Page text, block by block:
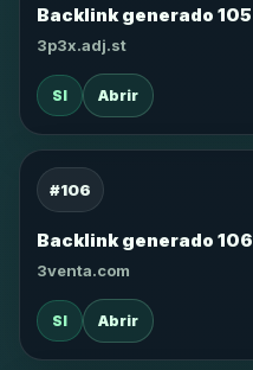
Backlink generado 105
3p3x.adj.st
SI Abrir
#106
Backlink generado 106
3venta.com
SI Abrir